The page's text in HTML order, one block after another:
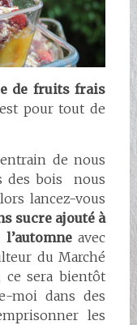
de fruits frais
pour tout de
de nous
des bois nous
lancez-vous
sucre ajouté à
avec
du Marché
ce sera bientôt
moi dans des
les